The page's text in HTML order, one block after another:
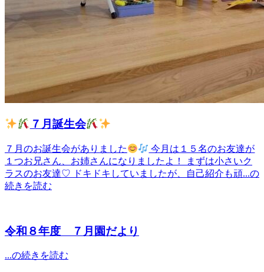
７月誕生会
７月のお誕生会がありました
今月は１５名のお友達が
１つお兄さん、お姉さんになりましたよ！ まずは小さいク
ラスのお友達♡ ドキドキしていましたが、自己紹介も頑...の
続きを読む
令和８年度 ７月園だより
...の続きを読む